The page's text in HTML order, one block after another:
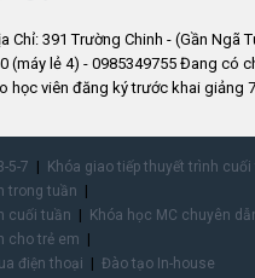
391 Trường Chinh - (Gần Ngã
(máy lẻ 4) - 0985349755 Đang có
học viên đăng ký trước khai giảng
5-7
Khóa giao tiếp thuyết trình
trong tuần
cuối tuần
Khóa học MC chuyên
cho trẻ em
điện thoại
Đào tạo In-house